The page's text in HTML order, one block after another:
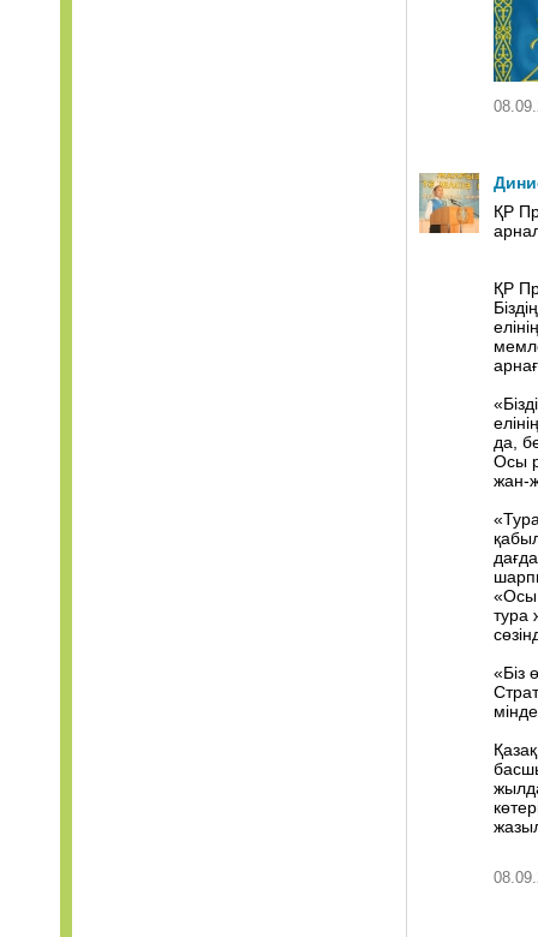
ҚР
ҚР
да,
Осы
жан-
«Осы
тура
«Біз